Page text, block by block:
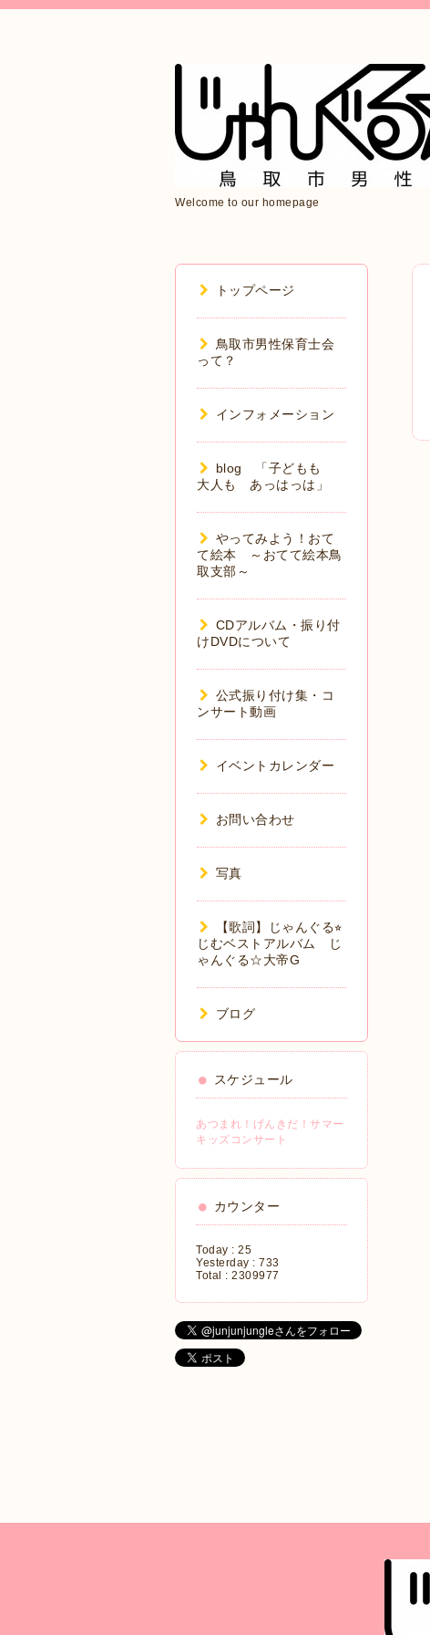
Welcome to our homepage
トップページ
鳥取市男性保育士会
って？
インフォメーション
blog 「子どもも
大人も あっはっは」
やってみよう！おて
て絵本 ～おてて絵本鳥
取支部～
CDアルバム・振り付
けDVDについて
公式振り付け集・コ
ンサート動画
イベントカレンダー
お問い合わせ
写真
【歌詞】じゃんぐる⭐︎
じむベストアルバム じ
ゃんぐる☆大帝G
ブログ
スケジュール
あつまれ！げんきだ！サマー
キッズコンサート
カウンター
Today : 25
Yesterday : 733
Total : 2309977